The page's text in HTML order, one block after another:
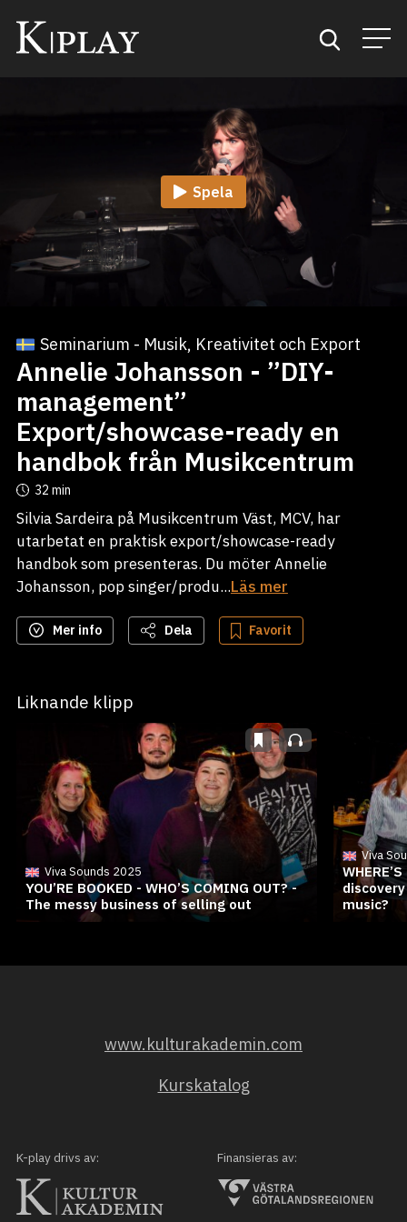
Kategorier
Mina favoriter
Spela
Seminarium - Musik, Kreativitet och Export
Annelie Johansson - ”DIY-
management”
Export/showcase-ready en
handbok från Musikcentrum
32 min
Silvia Sardeira på Musikcentrum Väst, MCV, har
utarbetat en praktisk export/showcase-ready
handbok som presenteras. Du möter Annelie
Johansson, pop singer/produ...Läs mer
Mer info Dela Favorit
Liknande klipp
Viva Sounds 2025
YOU’RE BOOKED - WHO’S COMING OUT? -
The messy business of selling out
Viva
music?
www.kulturakademin.com
Kurskatalog
K-play drivs av: Finansieras av: